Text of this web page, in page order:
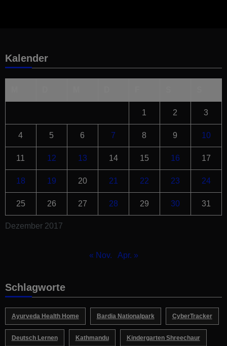
Kalender
Dezember 2017
1 2 3
4 5 6 7 8 9 10
11 12 13 14 15 16 17
18 19 20 21 22 23 24
25 26 27 28 29 30 31
« Nov. Apr. »
Schlagworte
Ayurveda Health Home Bardia Nationalpark CyberTracker
Deutsch Lernen Kathmandu Kindergarten Shreechaur